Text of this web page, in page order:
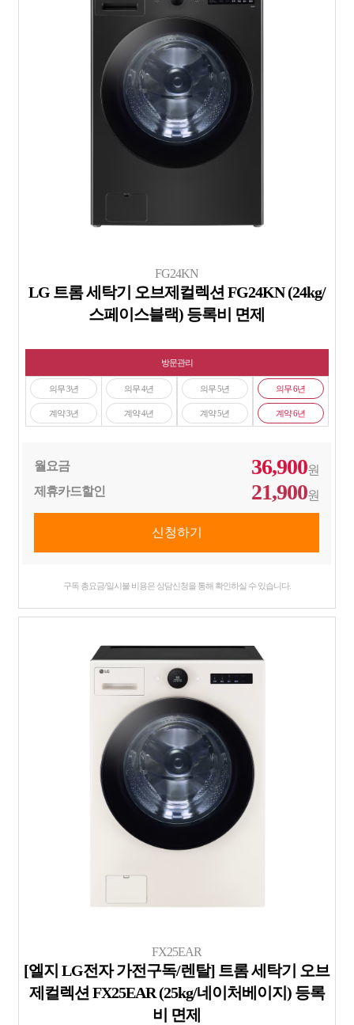
FG24KN
LG 트롬 세탁기 오브제컬렉션 FG24KN (24kg/
스페이스블랙) 등록비 면제
방문관리
의무 3년
계약 3년
의무 4년
계약 4년
의무 5년
계약 5년
의무 6년
계약 6년
월요금 36,900원
제휴카드할인
21,900원
구독 총요금/일시불 비용은 상담신청을 통해 확인하실 수 있습니다.
FX25EAR
[엘지 LG전자 가전구독/렌탈] 트롬 세탁기 오브
제컬렉션 FX25EAR (25kg/네이처베이지) 등록
비 면제